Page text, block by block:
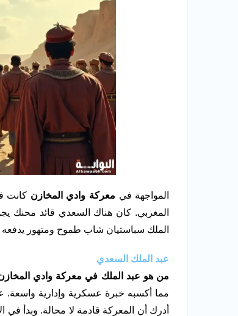
المواجهة في معركة وادي المخازن كانت
المغربي. كان هناك السعدي قائد محنك
الملك سباستيان شاب طموح ومتهور يدفعه
عبد الملك السعدي
من هو عبد الملك في معركة وادي
أدرك أن المعركة قادمة لا محالة. وبدأ